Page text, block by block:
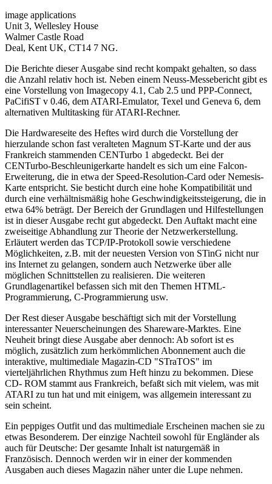
image applications
Unit 3, Wellesley House
Walmer Castle Road
Deal, Kent UK, CT14 7 NG.
Die Berichte dieser Ausgabe sind recht kompakt gehalten, so dass
die Anzahl relativ hoch ist. Neben einem Neuss-Messebericht gibt es
eine Vorstellung von Imagecopy 4.1, Cab 2.5 und PPP-Connect,
PaCifiST v 0.46, dem ATARI-Emulator, Texel und Geneva 6, dem
alternativen Multitasking für ATARI-Rechner.
Die Hardwareseite des Heftes wird durch die Vorstellung der
hierzulande schon fast veralteten Magnum ST-Karte und der aus
Frankreich stammenden CENTurbo 1 abgedeckt. Bei der
CENTurbo-Beschleunigerkarte handelt es sich um eine Falcon-
Erweiterung, die in etwa der Speed-Resolution-Card oder Nemesis-
Karte entspricht. Sie besticht durch eine hohe Kompatibilität und
durch eine verhältnismäßig hohe Geschwindigkeitssteigerung, die in
etwa 64% beträgt. Der Bereich der Grundlagen und Hilfestellungen
ist in dieser Ausgabe recht gut abgedeckt. Den Auftakt macht eine
zweiseitige Abhandlung zur Theorie der Netzwerkerstellung.
Erläutert werden das TCP/IP-Protokoll sowie verschiedene
Möglichkeiten, z.B. mit der neuesten Version von STinG nicht nur
ins Internet zu gelangen, sondern auch Netzwerke über alle
möglichen Schnittstellen zu realisieren. Die weiteren
Grundlagenartikel befassen sich mit den Themen HTML-
Programmierung, C-Programmierung usw.
Der Rest dieser Ausgabe beschäftigt sich mit der Vorstellung
interessanter Neuerscheinungen des Shareware-Marktes. Eine
Neuheit bringt diese Ausgabe aber dennoch: Ab sofort ist es
möglich, zusätzlich zum herkömmlichen Abonnement auch die
interaktive, multimediale Magazin-CD "STraTOS" im
vierteljährlichen Rhythmus zum Heft hinzu zu bekommen. Diese
CD- ROM stammt aus Frankreich, befaßt sich mit vielem, was mit
ATARI zu tun hat und mit einigem, was allgemein interessant zu
sein scheint.
Ein peppiges Outfit und das multimediale Erscheinen machen sie zu
etwas Besonderem. Der einzige Nachteil sowohl für Engländer als
auch für Deutsche: Der gesamte Inhalt ist naturgemäß in
Französisch. Dennoch werden wir in einer der kommenden
Ausgaben auch dieses Magazin näher unter die Lupe nehmen.